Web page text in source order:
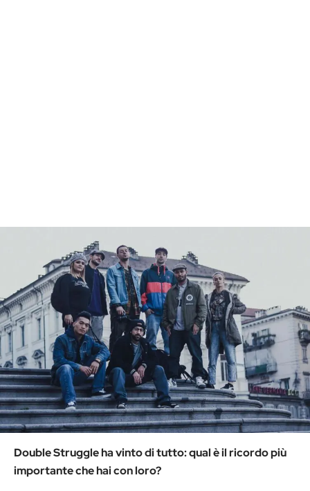
Double Struggle ha vinto di tutto: qual è il ricordo più
importante che hai con loro?